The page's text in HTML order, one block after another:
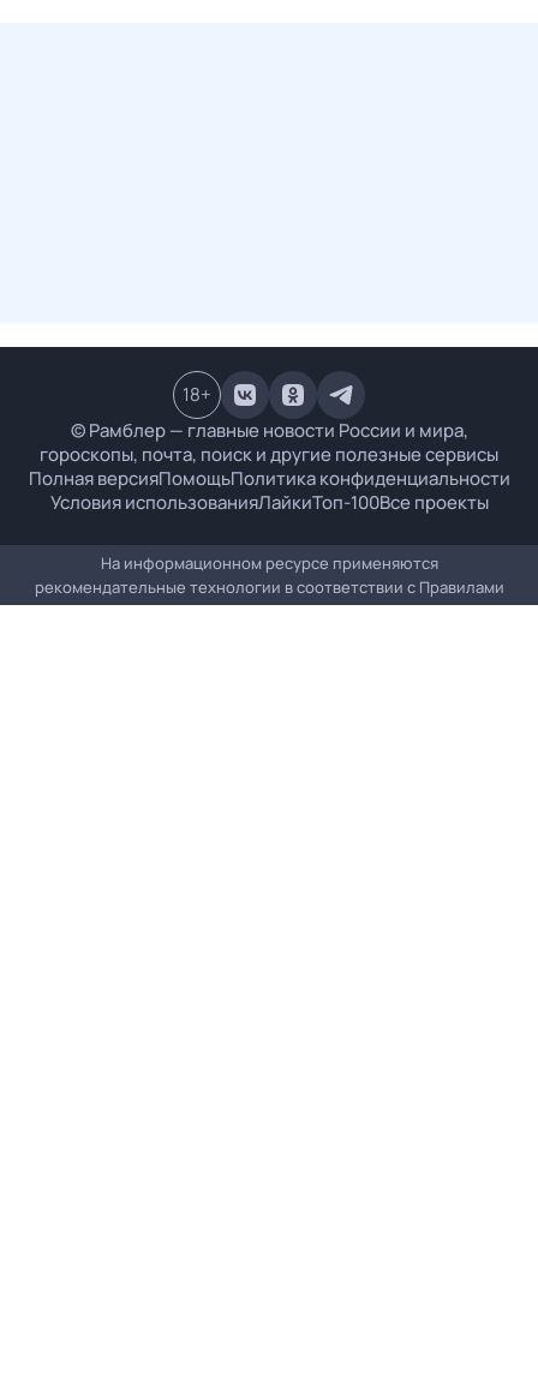
© Рамблер — главные новости России и мира,
гороскопы, почта, поиск и другие полезные сервисы
Полная версияПомощьПолитика конфиденциальности
Условия использованияЛайкиТоп-100Все проекты
18+
На информационном ресурсе применяются
рекомендательные технологии в соответствии с Правилами